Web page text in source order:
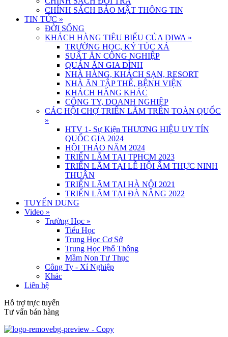
CHÍNH SÁCH BẢO MẬT THÔNG TIN
TIN TỨC »
ĐỜI SỐNG
KHÁCH HÀNG TIÊU BIỂU CỦA DIWA »
TRƯỜNG HỌC, KÝ TÚC XÁ
SUẤT ĂN CÔNG NGHIỆP
QUÁN ĂN GIA ĐÌNH
NHÀ HÀNG, KHÁCH SẠN, RESORT
NHÀ ĂN TẬP THỂ, BỆNH VIỆN
KHÁCH HÀNG KHÁC
CÔNG TY, DOANH NGHIỆP
CÁC HỘI CHỢ TRIỂN LÃM TRÊN TOÀN QUỐC
»
HTV 1- Sự Kiện THƯƠNG HIỆU UY TÍN
QUỐC GIA 2024
HỘI THẢO NĂM 2024
TRIỂN LÃM TẠI TPHCM 2023
TRIỂN LÃM TẠI LỄ HỘI ẨM THỰC NINH
THUẬN
TRIỂN LÃM TẠI HÀ NỘI 2021
TRIỂN LÃM TẠI ĐÀ NẴNG 2022
TUYỂN DỤNG
Video »
Trường Học »
Tiểu Học
Trung Học Cơ Sở
Trung Học Phổ Thông
Mầm Non Tư Thục
Công Ty - Xí Nghiệp
Khác
Liên hệ
Hỗ trợ trực tuyến
Tư vấn bán hàng